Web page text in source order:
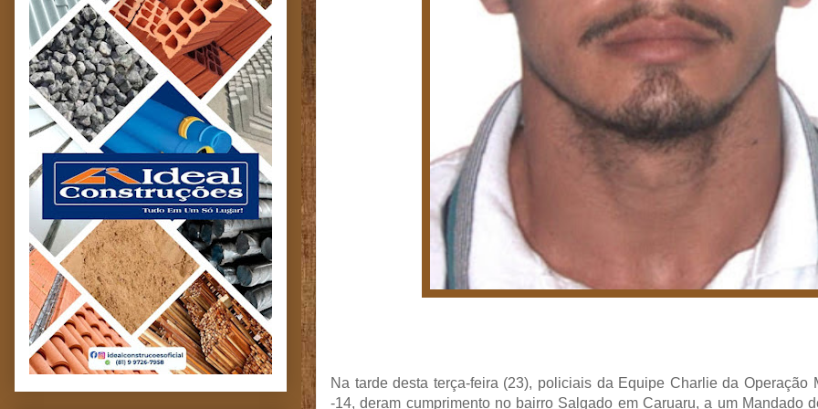
Na tarde desta terça-feira (23), policiais da Equipe Charlie da Operação
-14, deram cumprimento no bairro Salgado em Caruaru, a um Mandado